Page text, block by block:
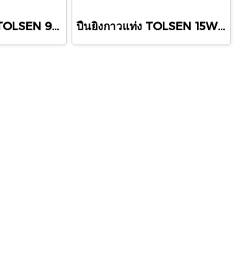
ระดับน้ำแม่เหล็ก TOLSEN 9" #35059 ปืนยิงกาวแท่ง TOLSEN 15W #79105